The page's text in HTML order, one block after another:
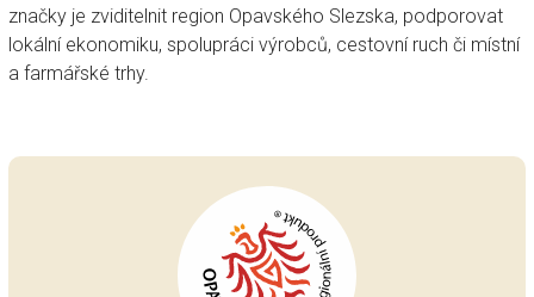
značky je zviditelnit region Opavského Slezska, podporovat
lokální ekonomiku, spolupráci výrobců, cestovní ruch či místní
a farmářské trhy.